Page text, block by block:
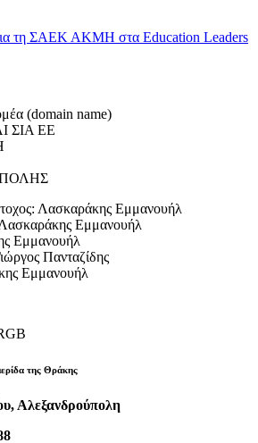
τη ΣΑΕΚ ΑΚΜΗ στα Education Leaders
(domain name)
ΣΙΑ ΕΕ
Λασκαράκης Εμμανουήλ
Εμμανουήλ
Εμμανουήλ
Πανταζίδης
Εμμανουήλ
της Θράκης
Αλεξανδρούπολη